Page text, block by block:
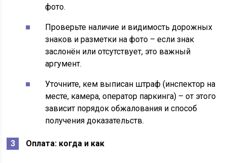
фото.
Проверьте наличие и видимость дорожных
знаков и разметки на фото – если знак
заслонён или отсутствует, это важный
аргумент.
Уточните, кем выписан штраф (инспектор на
месте, камера, оператор паркинга) – от этого
зависит порядок обжалования и способ
получения доказательств.
Оплата: когда и как